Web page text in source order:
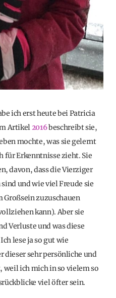
ich erst heute bei Patricia
Artikel2016beschreibt sie,
mochte, was sie gelernt
für Erkenntnisse zieht. Sie
davon, dass die Vierziger
und wie viel Freude sie
Großsein zuzuschauen
kann). Aber sie
Verluste und was diese
lese ja so gut wie
dieser sehr persönliche und
ich mich in so vielem so
viel öfter sein.